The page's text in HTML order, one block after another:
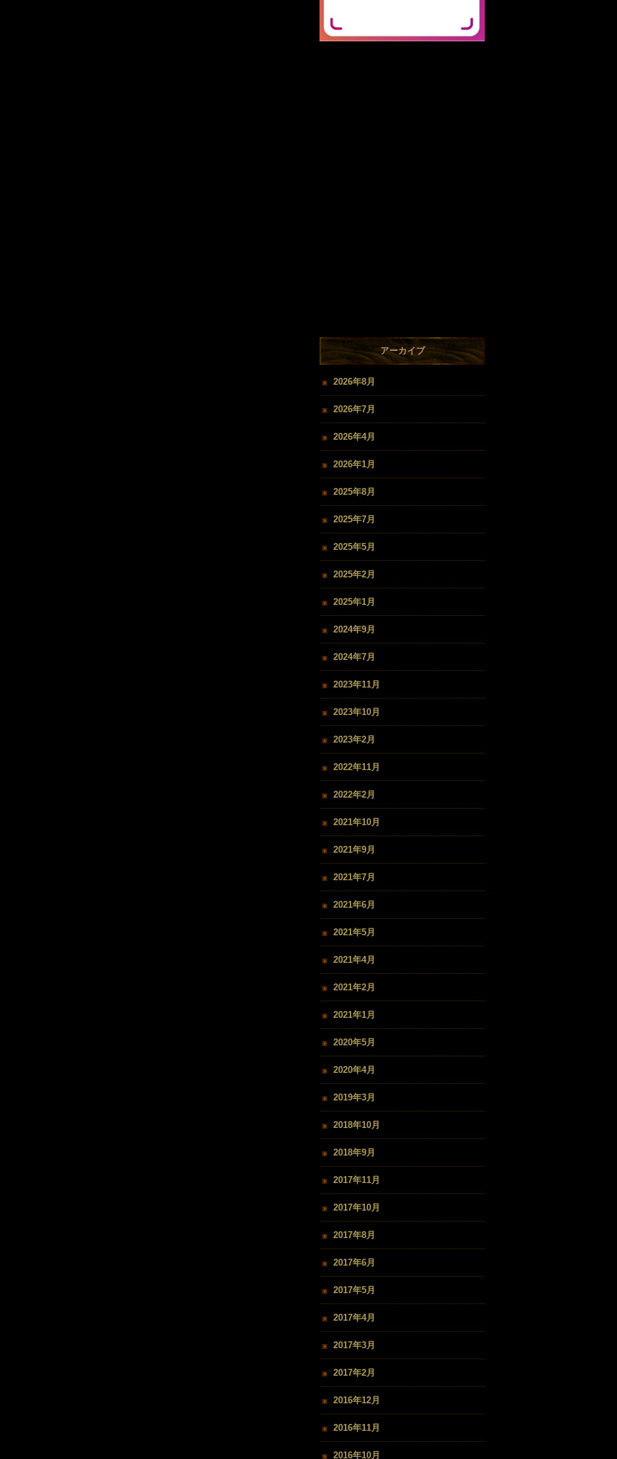
アーカイブ
2026年8月
2026年7月
2026年4月
2026年1月
2025年8月
2025年7月
2025年5月
2025年2月
2025年1月
2024年9月
2024年7月
2023年11月
2023年10月
2023年2月
2022年11月
2022年2月
2021年10月
2021年9月
2021年7月
2021年6月
2021年5月
2021年4月
2021年2月
2021年1月
2020年5月
2020年4月
2019年3月
2018年10月
2018年9月
2017年11月
2017年10月
2017年8月
2017年6月
2017年5月
2017年4月
2017年3月
2017年2月
2016年12月
2016年11月
2016年10月